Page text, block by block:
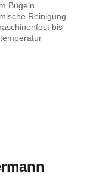
Bügeln
Reinigung
bis